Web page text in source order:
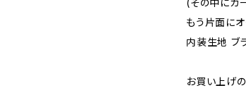
もう片面にオ
内装生地 ブ
お買い上げ